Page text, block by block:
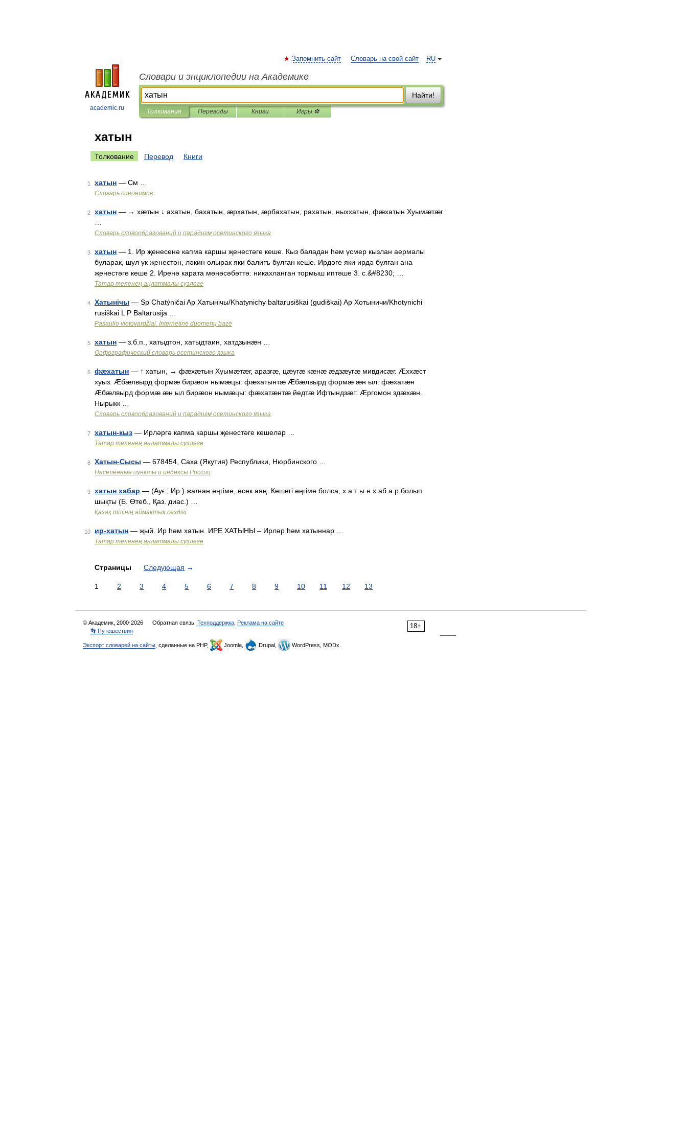
academic.ru
RU
Запомнить сайт Словарь на свой сайт
Словари и энциклопедии на Академике
Найти!
Толкования Переводы Книги Игры ⚽
хатын
Толкование Перевод Книги
1 хатын — См …
Словарь синонимов
2 хатын — → хæтын ↓ ахатын, бахатын, æрхатын, æрбахатын, рахатын, ныххатын, фæхатын Хуымæтæг
Словарь словообразований и парадигм осетинского языка
3 хатын — 1. Ир җенесенә капма каршы җенестәге кеше. Кыз баладан һәм үсмер кызлан аермалы
буларак, шул ук җенестән, ләкин олырак яки балигъ булган кеше. Ирдәге яки ирдә булган ана
җенестәге кеше 2. Иренә карата мөнәсәбәттә: никахланган тормыш иптәше 3. с.&#8230; …
Татар теленең аңлатмалы сүзлеге
4 Хатынічы — Sp Chatýničai Ap Хатынічы/Khatynichy baltarusiškai (gudiškai) Ap Хотыничи/Khotynichi
rusiškai L P Baltarusija …
Pasaulio vietovardžiai. Internetinė duomenų bazė
5 хатын — з.б.п., хатыдтон, хатыдтаин, хатдзынæн …
Орфографический словарь осетинского языка
6 фæхатын — ↑ хатын, → фæхæтын Хуымæтæг, аразгæ, цæугæ кæнæ æдзæугæ мивдисæг. Æххæст
хуыз. Æбæлвырд формæ бирæон нымæцы: фæхатынтæ Æбæлвырд формæ æн ыл: фæхатæн
Æбæлвырд формæ æн ыл бирæон нымæцы: фæхатæнтæ йедтæ Ифтындзæг: Æргомон здæхæн.
Нырыкк …
Словарь словообразований и парадигм осетинского языка
7 хатын-кыз — Ирләргә капма каршы җенестәге кешеләр …
Татар теленең аңлатмалы сүзлеге
8 Хатын-Сысы — 678454, Саха (Якутия) Республики, Нюрбинского …
Населённые пункты и индексы России
9 хатын хабар — (Ауғ.; Ир.) жалған әңгіме, өсек аяң. Кешегі әңгіме болса, х а т ы н х аб а р болып
шықты (Б. Өтеб., Қаз. диас.) …
Қазақ тілінің аймақтық сөздігі
10 ир-хатын — җый. Ир һәм хатын. ИРЕ ХАТЫНЫ – Ирләр һәм хатыннар …
Татар теленең аңлатмалы сүзлеге
Страницы Следующая →
1 2 3 4 5 6 7 8 9 10 11 12 13
18+
© Академик, 2000-2026 Обратная связь: Техподдержка Реклама на сайте
👣 Путешествия
Экспорт словарей на сайты , сделанные на PHP, Joomla, Drupal, WordPress, MODx.